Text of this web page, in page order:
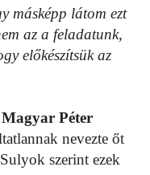
másképp látom ezt
az a feladatunk,
előkészítsük az
Magyar Péter
nevezte őt
szerint ezek